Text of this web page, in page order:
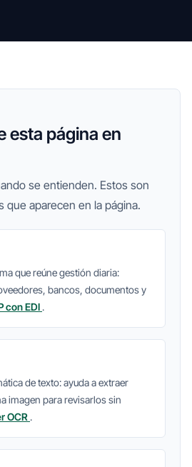
esta página en
se entienden. Estos son
que aparecen en la página.
que reúne gestión diaria:
bancos, documentos y
con EDI .
de texto: ayuda a extraer
imagen para revisarlos sin
OCR .